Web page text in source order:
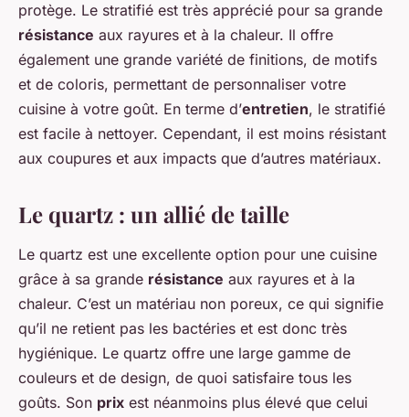
protège. Le stratifié est très apprécié pour sa grande
résistance aux rayures et à la chaleur. Il offre
également une grande variété de finitions, de motifs
et de coloris, permettant de personnaliser votre
cuisine à votre goût. En terme d’entretien, le stratifié
est facile à nettoyer. Cependant, il est moins résistant
aux coupures et aux impacts que d’autres matériaux.
Le quartz : un allié de taille
Le quartz est une excellente option pour une cuisine
grâce à sa grande résistance aux rayures et à la
chaleur. C’est un matériau non poreux, ce qui signifie
qu’il ne retient pas les bactéries et est donc très
hygiénique. Le quartz offre une large gamme de
couleurs et de design, de quoi satisfaire tous les
goûts. Son prix est néanmoins plus élevé que celui